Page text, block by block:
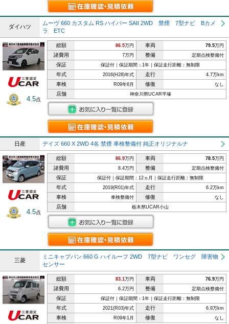
ダイハツ
ムーヴ 660 カスタム RS ハイパー SAII 2WD 禁煙 7型ナビ Bカメ
ラ ETC
4.5点
総額 86.5万円 車両 79.5万円
諸費用 7万円 整備 定期点検整備付
保証 保証付｜保証期間：1年｜保証走行距離：無制限
年式 2016(H28)年式 走行 4.7万km
車検 R09年6月 修復 なし
店舗 神奈川県UCAR平塚
日産 デイズ 660 X 2WD 4名 禁煙 車検整備付 純正オリジナルナ
4.5点
総額 86.9万円 車両 78.5万円
諸費用 8.4万円 整備 定期点検整備付
保証 保証付｜保証期間：12ヵ月｜保証走行距離：無制限
年式 2019(R01)年式 走行 6.2万km
車検 車検整備付 修復 なし
店舗 栃木県UCAR小山
三菱
ミニキャブバン 660 G ハイルーフ 2WD 7型ナビ ワンセグ 障害物
センサー
総額 83.1万円 車両 76.9万円
諸費用 6.2万円 整備 定期点検整備付
保証 保証付｜保証期間：1年｜保証走行距離：無制限
年式 2021(R03)年式 走行 6.9万km
車検 R09年1月 修復 なし